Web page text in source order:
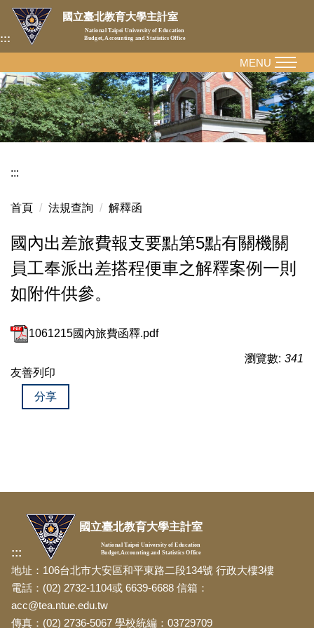
跳
主
內
容
區
:::
國立臺北教育大學主計室
National Taipei University of Education
Budget, Accounting and Statistics Office
MENU
:::
首頁 法規查詢 解釋函
國內出差旅費報支要點第5點有關機關
員工奉派出差搭程便車之解釋案例一則
如附件供參。
1061215國內旅費函釋.pdf
瀏覽數: 341
友善列印
分享
:::
國立臺北教育大學主計室
National Taipei University of Education
Budget,Accounting and Statistics Office
地址：106台北市大安區和平東路二段134號 行政大樓3樓
電話：(02) 2732-1104或 6639-6688 信箱：
acc@tea.ntue.edu.tw
傳真：(02) 2736-5067 學校統編：03729709